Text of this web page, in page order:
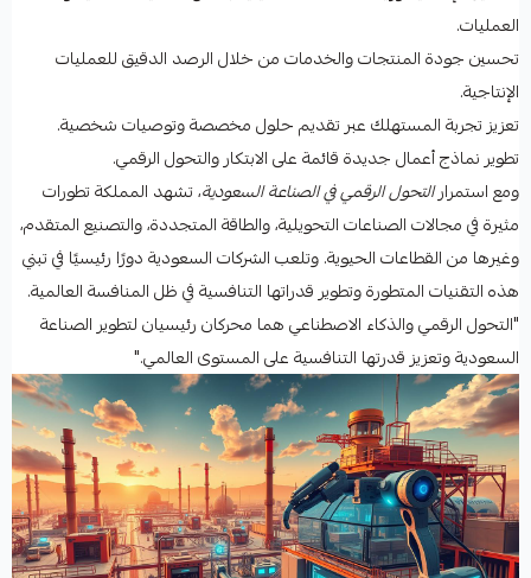
العمليات.
تحسين جودة المنتجات والخدمات من خلال الرصد الدقيق للعمليات
الإنتاجية.
تعزيز تجربة المستهلك عبر تقديم حلول مخصصة وتوصيات شخصية.
تطوير نماذج أعمال جديدة قائمة على الابتكار والتحول الرقمي.
ومع استمرارالتحول الرقمي في الصناعة السعودية، تشهد المملكة تطورات
مثيرة في مجالات الصناعات التحويلية، والطاقة المتجددة، والتصنيع المتقدم،
وغيرها من القطاعات الحيوية. وتلعب الشركات السعودية دورًا رئيسيًا في تبني
هذه التقنيات المتطورة وتطوير قدراتها التنافسية في ظل المنافسة العالمية.
"التحول الرقمي والذكاء الاصطناعي هما محركان رئيسيان لتطوير الصناعة
السعودية وتعزيز قدرتها التنافسية على المستوى العالمي."